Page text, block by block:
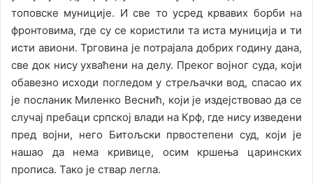
топовске муниције. И све то усред крвавих борби на
фронтовима, где су се користили та иста муниција и ти
исти авиони. Трговина је потрајала добрих годину дана,
све док нису ухваћени на делу. Преког војног суда, који
обавезно исходи погледом у стрељачки вод, спасао их
је посланик Миленко Веснић, који је издејствовао да се
случај пребаци српској влади на Крф, где нису изведени
пред војни, него Битољски првостепени суд, који је
нашао да нема кривице, осим кршења царинских
прописа. Тако је ствар легла.